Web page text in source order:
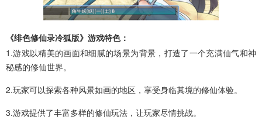
《绯色修仙录冷狐版》游戏特色：
1.游戏以精美的画面和细腻的场景为背景，打造了一个充满仙气和神
秘感的修仙世界。
2.玩家可以探索各种风景如画的地区，享受身临其境的修仙体验。
3.游戏提供了丰富多样的修仙玩法，让玩家尽情挑战。